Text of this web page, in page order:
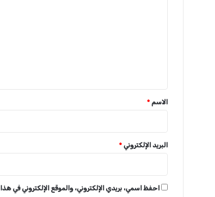
*الاسم *
البريد الإلكتروني *
احفظ اسمي، بريدي الإلكتروني، والموقع الإلكتروني في